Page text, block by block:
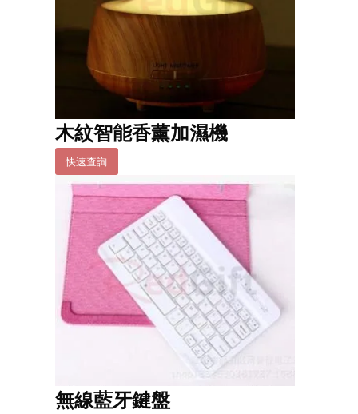
木紋智能香薰加濕機
快速查詢
無線藍牙鍵盤